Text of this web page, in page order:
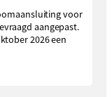
voor
aangepast.
2026 een